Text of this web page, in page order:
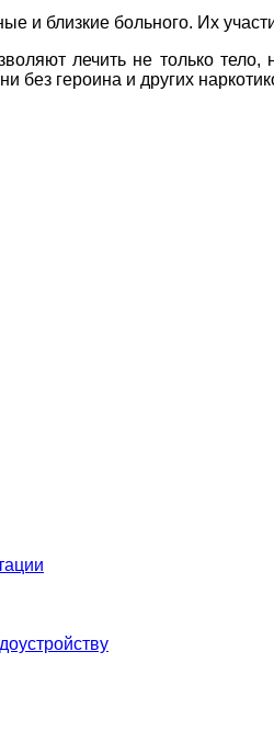
и близкие больного. Их
лечить не только
героина и других